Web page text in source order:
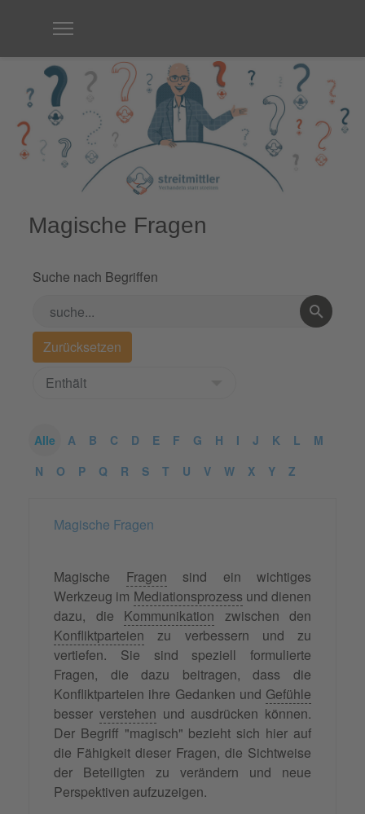
Magische Fragen
Suche nach Begriffen
Alle A B C D E F G H I J K L
M
N
O P Q R S T U V W X Y Z
Magische Fragen
Magische Fragen sind ein wichtiges
Werkzeug im Mediationsprozess und dienen
dazu, die Kommunikation zwischen den
Konfliktparteien zu verbessern und zu
vertiefen. Sie sind speziell formulierte
Fragen, die dazu beitragen, dass die
Konfliktparteien ihre Gedanken und Gefühle
besser verstehen und ausdrücken können.
Der Begriff "magisch" bezieht sich hier auf
die Fähigkeit dieser Fragen, die Sichtweise
der Beteiligten zu verändern und neue
Perspektiven aufzuzeigen.